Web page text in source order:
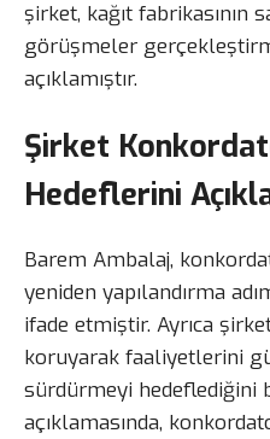
şirket, kağıt fabrikasının
görüşmeler
açıklamıştır.
Şirket
Hedeflerini
Barem Ambalaj,
yeniden yapılandırma
ifade etmiştir. Ayrıca
koruyarak faaliyetlerini
sürdürmeyi hedeflediğini
açıklamasında,